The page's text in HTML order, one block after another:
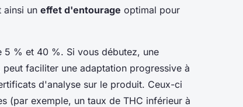
ainsi un effet d'entourage optimal pour
5 % et 40 %. Si vous débutez, une
faciliter une adaptation progressive à
d'analyse sur le produit. Ceux-ci
(par exemple, un taux de THC inférieur à